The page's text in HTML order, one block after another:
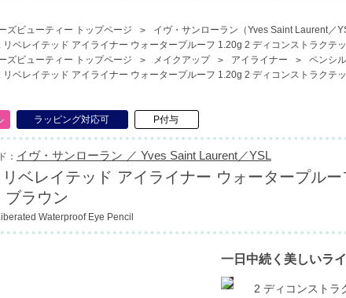
ズビューティー トップページ
イヴ・サンローラン（Yves Saint Laurent／
リベレイテッド アイライナー ウォータープルーフ 1.20g 2 ディコンストラクテ
ズビューティー トップページ
メイクアップ アイライナー
ペンシ
リベレイテッド アイライナー ウォータープルーフ 1.20g 2 ディコンストラクテ
ラッピング対応可 P付与
： イヴ・サンローラン ／ Yves Saint Laurent／YSL
ベレイテッド アイライナー ウォータープル
ブラウン
Waterproof Eye Pencil
一日中続く美しいラ
2 ディコンストラ